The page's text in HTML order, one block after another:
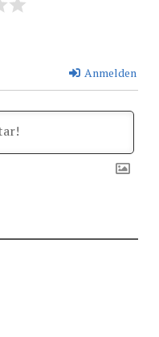
Anmelden